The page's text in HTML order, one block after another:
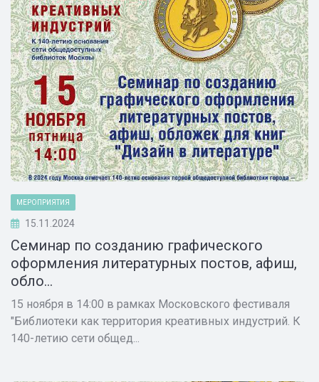
МЕРОПРИЯТИЯ
15.11.2024
Семинар по созданию графического
оформления литературных постов, афиш,
обло...
15 ноября в 14:00 в рамках Московского фестиваля
"Библиотеки как территория креативных индустрий. К
140-летию сети общед...